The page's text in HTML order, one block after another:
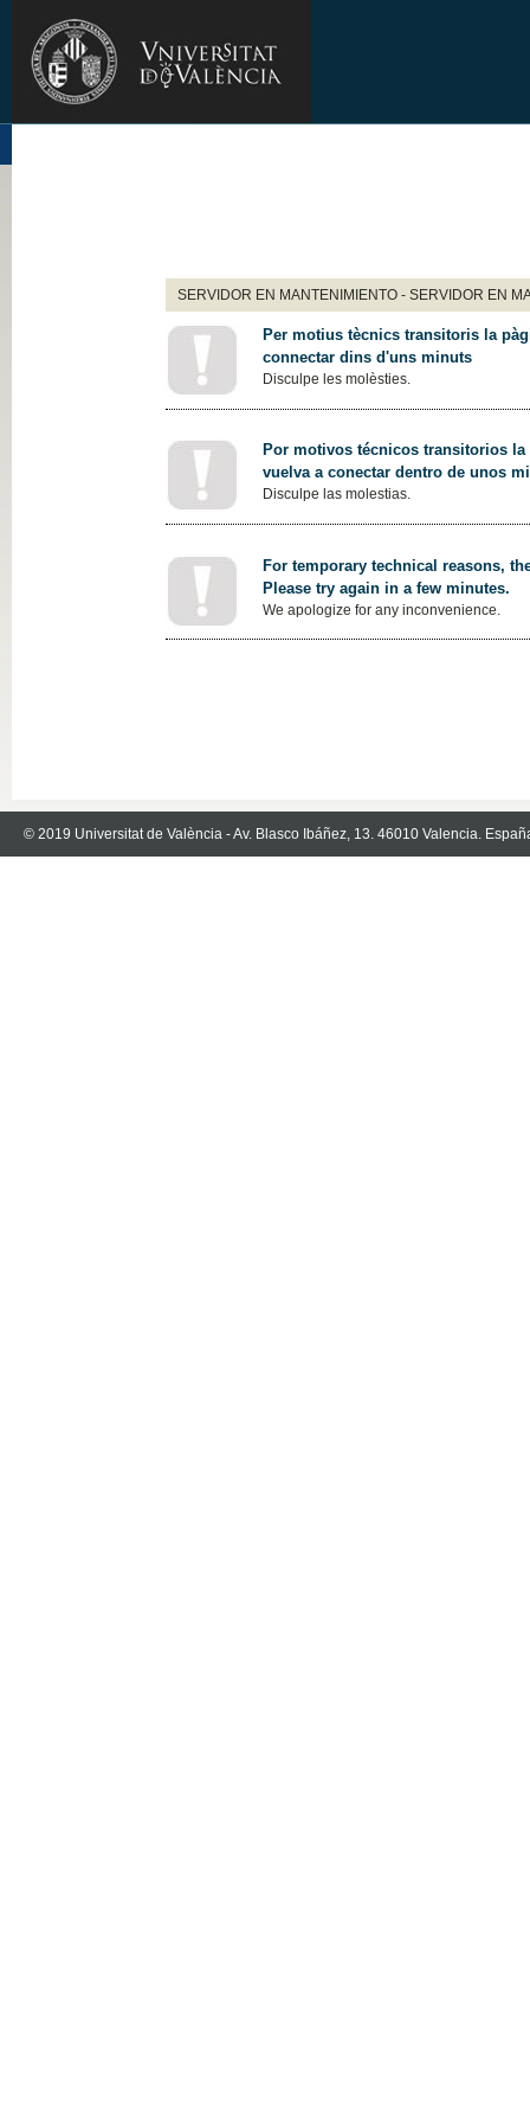
SERVIDOR EN MANTENIMIENTO - SERVIDOR EN
Per motius tècnics transitoris la
connectar dins d'uns minuts
Disculpe les molèsties.
Por motivos técnicos transitorios
vuelva a conectar dentro de unos
Disculpe las molestias.
For temporary technical reasons,
Please try again in a few minutes.
We apologize for any inconvenience.
© 2019 Universitat de València - Av. Blasco Ibáñez, 13. 46010 Valencia.